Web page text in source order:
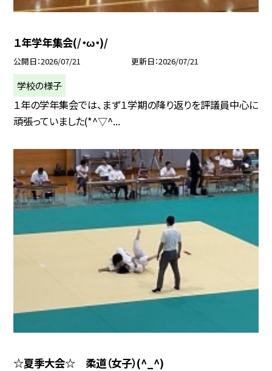
１年学年集会(/・ω・)/
公開日 2026/07/21 更新日 2026/07/21
学校の様子
１年の学年集会では、まず１学期の降り返りを評議員中心に
頑張っていました(*^▽^...
☆夏季大会☆ 柔道（女子）(^_^)